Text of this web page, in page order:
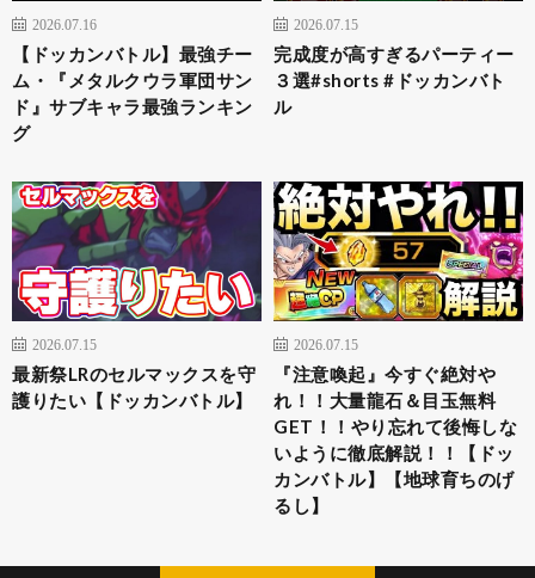
2026.07.16
【ドッカンバトル】最強チー
ム・『メタルクウラ軍団サン
ド』サブキャラ最強ランキン
グ
2026.07.15
完成度が高すぎるパーティー
３選#shorts #ドッカンバト
ル
2026.07.15
最新祭LRのセルマックスを守
護りたい【ドッカンバトル】
2026.07.15
『注意喚起』今すぐ絶対や
れ！！大量龍石＆目玉無料
GET！！やり忘れて後悔しな
いように徹底解説！！【ドッ
カンバトル】【地球育ちのげ
るし】